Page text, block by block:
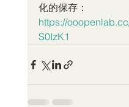
化的保存：
https://
S0IzK1